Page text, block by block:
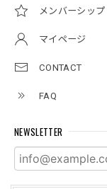
メンバーシップ
マイページ
CONTACT
FAQ
NEWSLETTER